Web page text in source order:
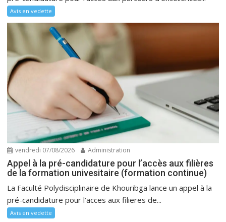
Avis en vedette
vendredi 07/08/2026 Administration
Appel à la pré-candidature pour l’accès aux filières
de la formation univesitaire (formation continue)
La Faculté Polydisciplinaire de Khouribga lance un appel à la
pré-candidature pour l’acces aux filieres de...
Avis en vedette